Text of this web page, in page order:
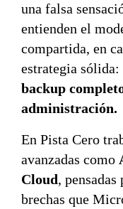
una falsa
entienden el
compartida, en
estrategia sólida:
backup
administración.
En Pista Cero
avanzadas como
Cloud,
brechas que